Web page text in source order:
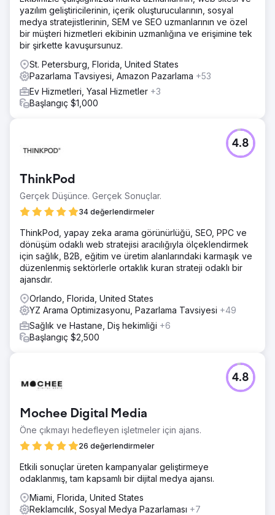
yazılım geliştiricilerinin, içerik oluşturucularının, sosyal
medya stratejistlerinin, SEM ve SEO uzmanlarının ve özel
bir müşteri hizmetleri ekibinin uzmanlığına ve erişimine tek
bir şirkette kavuşursunuz.
St. Petersburg, Florida, United States
Pazarlama Tavsiyesi, Amazon Pazarlama +53
Ev Hizmetleri, Yasal Hizmetler +3
Başlangıç $1,000
ThinkPod
Gerçek Düşünce. Gerçek Sonuçlar.
34 değerlendirmeler
4.8
ThinkPod, yapay zeka arama görünürlüğü, SEO, PPC ve
dönüşüm odaklı web stratejisi aracılığıyla ölçeklendirmek
için sağlık, B2B, eğitim ve üretim alanlarındaki karmaşık ve
düzenlenmiş sektörlerle ortaklık kuran strateji odaklı bir
ajansdır.
Orlando, Florida, United States
YZ Arama Optimizasyonu, Pazarlama Tavsiyesi +49
Sağlık ve Hastane, Diş hekimliği +6
Başlangıç $2,500
Mochee Digital Media
Öne çıkmayı hedefleyen işletmeler için ajans.
26 değerlendirmeler
4.8
Etkili sonuçlar üreten kampanyalar geliştirmeye
odaklanmış, tam kapsamlı bir dijital medya ajansı.
Miami, Florida, United States
Reklamcılık, Sosyal Medya Pazarlaması +7